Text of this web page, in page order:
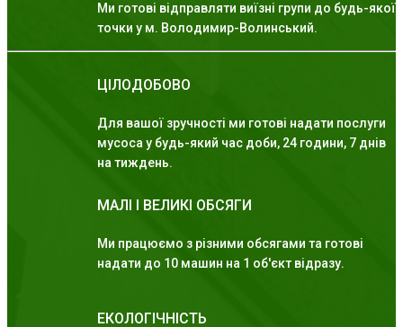
Ми готові відправляти виїзні групи до будь-якої
точки у м. Володимир-Волинський.
ЦІЛОДОБОВО
Для вашої зручності ми готові надати послуги
мусоса у будь-який час доби, 24 години, 7 днів
на тиждень.
МАЛІ І ВЕЛИКІ ОБСЯГИ
Ми працюємо з різними обсягами та готові
надати до 10 машин на 1 об'єкт відразу.
ЕКОЛОГІЧНІСТЬ